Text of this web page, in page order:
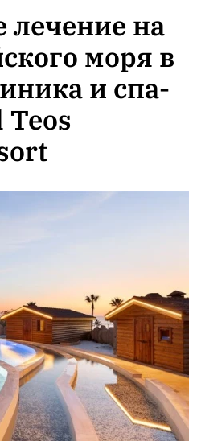
лечение на
моря в
и спа-
Teos